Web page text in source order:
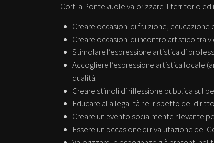
Corti a Ponte vuole valorizzare il territorio
Creare occasioni di fruizione, educazione
Creare occasioni di incontro artistico tra
Stimolare l’espressione artistica di
Accogliere l’espressione artistica locale
qualità.
Creare stimoli di riflessione pubblica sul
Educare alla legalità nel rispetto del
Creare un evento socialmente rilevante
Essere un occasione di rivalutazione del